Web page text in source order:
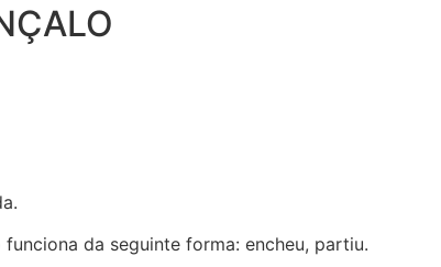
da seguinte forma: encheu, partiu.